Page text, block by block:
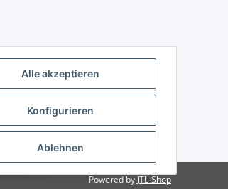
Powered by JTL-Shop
Alle akzeptieren
Konfigurieren
Ablehnen